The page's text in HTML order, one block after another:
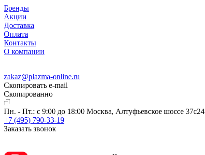
Бренды
Акции
Доставка
Оплата
Контакты
О компании
zakaz@plazma-online.ru
Скопировать e-mail
Cкопированно
Пн. - Пт.: с 9:00 до 18:00 Москва, Алтуфьевское шоссе 37с24
+7 (495) 790-33-19
Заказать звонок